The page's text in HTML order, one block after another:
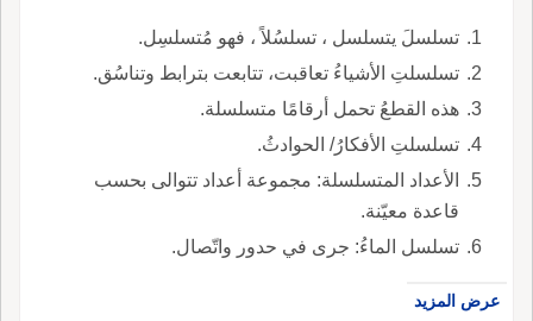
تسلسلَ يتسلسل ، تسلسُلاً ، فهو مُتسلسِل.
تسلسلتِ الأشياءُ تعاقبت، تتابعت بترابط وتناسُق.
هذه القطعُ تحمل أرقامًا متسلسلة.
تسلسلتِ الأفكارُ/ الحوادثُ.
الأعداد المتسلسلة: مجموعة أعداد تتوالى بحسب
قاعدة معيّنة.
تسلسل الماءُ: جرى في حدور واتّصال.
عرض المزيد